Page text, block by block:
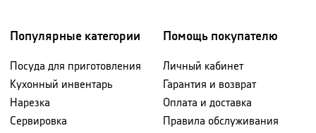
Популярные категории
Посуда для приготовления
Кухонный инвентарь
Нарезка
Сервировка
Помощь покупателю
Личный кабинет
Гарантия и возврат
Оплата и доставка
Правила обслуживания